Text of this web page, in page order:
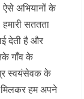
ऐसे अभियानों के
सततता
देती है और
गाँव के
स्वयंसेवक के
मिलकर हम अपने